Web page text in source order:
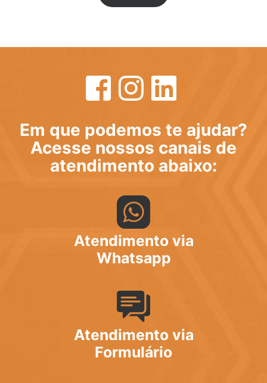
Em que podemos te ajudar?
Acesse nossos canais de
atendimento abaixo:
Atendimento via
Whatsapp
Atendimento via
Formulário